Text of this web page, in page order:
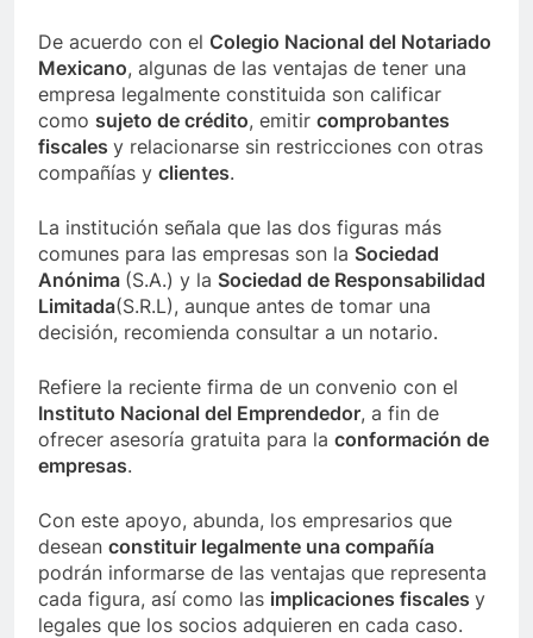
De acuerdo con el Colegio Nacional del Notariado
Mexicano, algunas de las ventajas de tener una
empresa legalmente constituida son calificar
como sujeto de crédito, emitir comprobantes
fiscales y relacionarse sin restricciones con otras
compañías y clientes.
La institución señala que las dos figuras más
comunes para las empresas son la Sociedad
Anónima (S.A.) y la Sociedad de Responsabilidad
Limitada(S.R.L), aunque antes de tomar una
decisión, recomienda consultar a un notario.
Refiere la reciente firma de un convenio con el
Instituto Nacional del Emprendedor, a fin de
ofrecer asesoría gratuita para la conformación de
empresas.
Con este apoyo, abunda, los empresarios que
desean constituir legalmente una compañía
podrán informarse de las ventajas que representa
cada figura, así como las implicaciones fiscales y
legales que los socios adquieren en cada caso.